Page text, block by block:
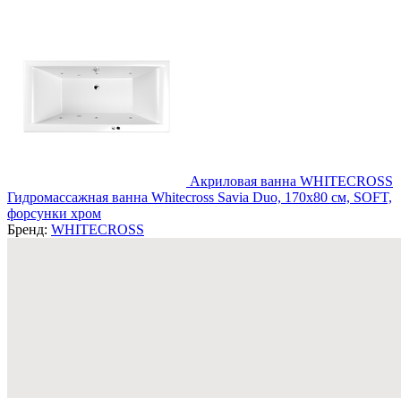
Акриловая ванна WHITECROSS
Гидромассажная ванна Whitecross Savia Duo, 170x80 см, SOFT,
форсунки хром
Бренд: WHITECROSS